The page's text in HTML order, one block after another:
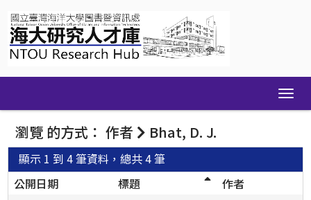
navigation
瀏覽 的方式： 作者 Bhat, D. J.
顯示 1 到 4 筆資料，總共 4 筆
公開日期
標題
作者